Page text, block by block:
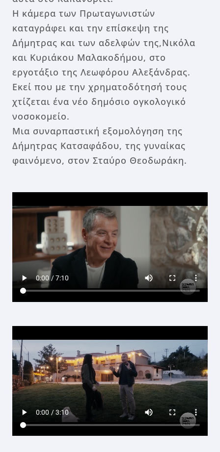
Η κάμερα των Πρωταγωνιστών
καταγράφει και την επίσκεψη της
Δήμητρας και των αδελφών της,Νικόλα
και Κυριάκου Μαλακοδήμου, στο
εργοτάξιο της Λεωφόρου Αλεξάνδρας.
Εκεί που με την χρηματοδότησή τους
χτίζεται ένα νέο δημόσιο ογκολογικό
νοσοκομείο.
Μια συναρπαστική εξομολόγηση της
Δήμητρας Κατσαφάδου, της γυναίκας
φαινόμενο, στον Σταύρο Θεοδωράκη.